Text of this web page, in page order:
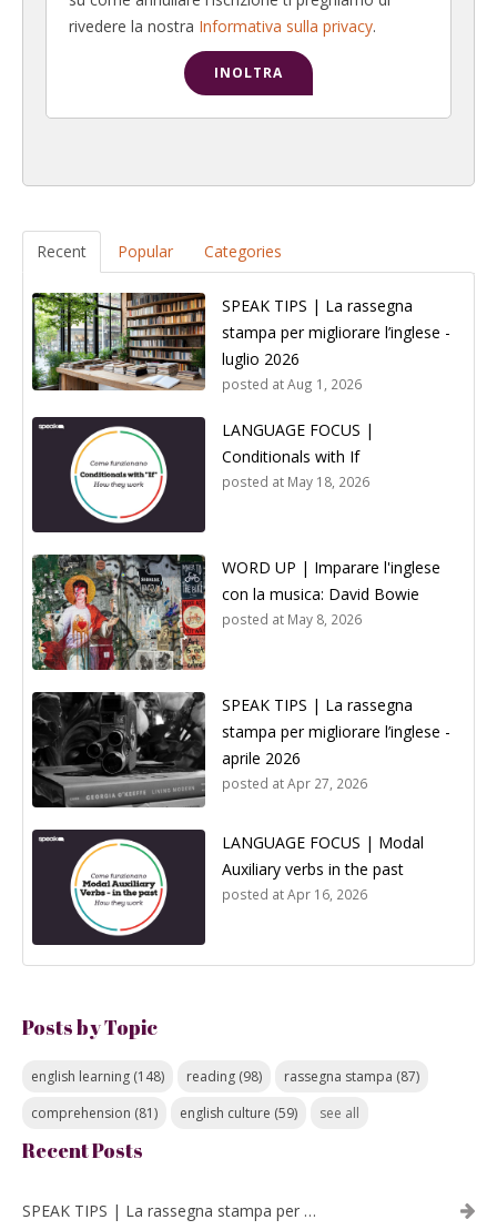
rivedere la nostra Informativa sulla privacy.
Recent Popular Categories
SPEAK TIPS | La rassegna
stampa per migliorare l’inglese -
luglio 2026
posted atAug 1, 2026
LANGUAGE FOCUS |
Conditionals with If
posted at May 18, 2026
WORD UP | Imparare l'inglese
con la musica: David Bowie
posted at May 8, 2026
SPEAK TIPS | La rassegna
stampa per migliorare l’inglese -
aprile 2026
posted atApr 27, 2026
LANGUAGE FOCUS | Modal
Auxiliary verbs in the past
posted atApr 16, 2026
Posts by Topic
english learning (148) reading (98) rassegna stampa (87)
comprehension (81) english culture (59) see all
Recent Posts
SPEAK TIPS | La rassegna stampa per migliorare l’inglese - luglio 2026